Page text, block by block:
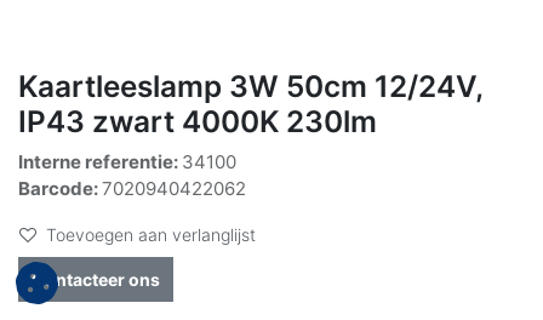
Kaartleeslamp 3W 50cm 12/24V,
IP43 zwart 4000K 230lm
Interne referentie: 34100
Barcode:7020940422062
Toevoegen aan verlanglijst
Contacteer ons